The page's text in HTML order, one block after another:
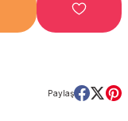
Paylaş